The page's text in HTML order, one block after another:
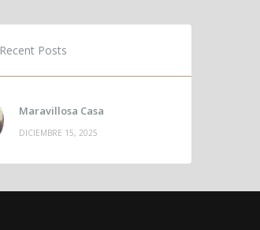
Recent Posts
Maravillosa Casa
DICIEMBRE 15, 2025